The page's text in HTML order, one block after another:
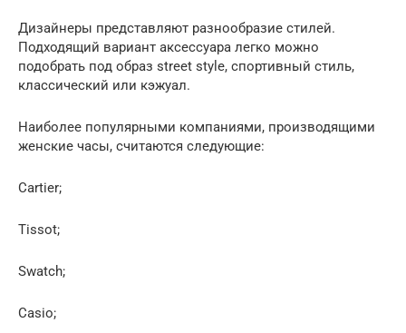
Дизайнеры представляют разнообразие стилей.
Подходящий вариант аксессуара легко можно
подобрать под образ street style, спортивный стиль,
классический или кэжуал.
Наиболее популярными компаниями, производящими
женские часы, считаются следующие:
Cartier;
Tissot;
Swatch;
Casio;